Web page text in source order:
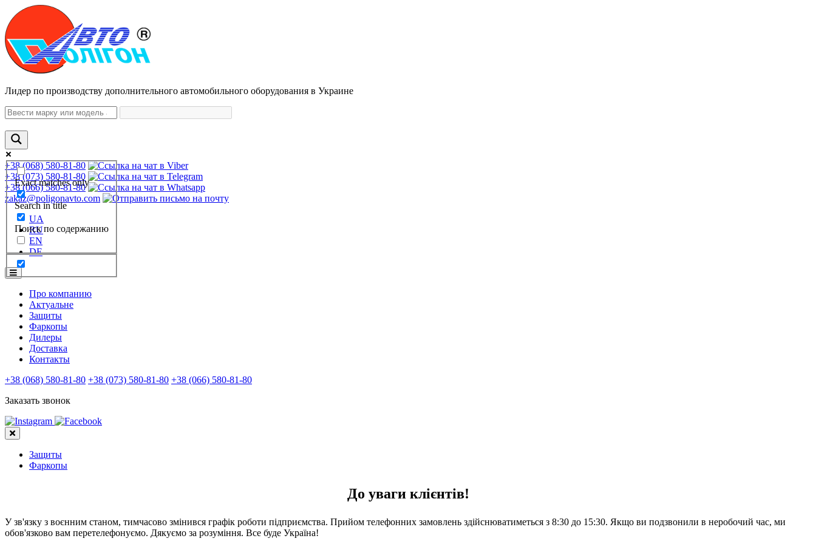
Лидер по производству дополнительного автомобильного оборудования в Украине
Exact matches only
Search in title
Поиск по содержанию
+38 (068) 580-81-80
+38 (073) 580-81-80
+38 (066) 580-81-80
zakaz@poligonavto.com
UA
RU
EN
DE
Про компанию
Актуальне
Защиты
Фаркопы
Дилеры
Доставка
Контакты
+38 (068) 580-81-80 +38 (073) 580-81-80 +38 (066) 580-81-80
Заказать звонок
Защиты
Фаркопы
До уваги клієнтів!
У зв'язку з воєнним станом, тимчасово змінився графік роботи підприємства. Прийом телефонних замовлень здійснюватиметься з 8:30 до 15:30. Якщо ви подзвонили в неробочий час, ми
обов'язково вам перетелефонуємо. Дякуємо за розуміння. Все буде Україна!